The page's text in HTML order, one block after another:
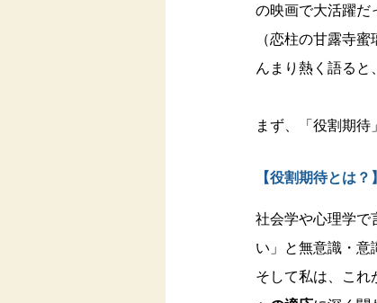
の映画で大活躍だ
（恋柱の甘露寺
んまり熱く語ると
まず、「役割期待
【役割期待とは？】
社会学や心理学で
い」と無意識・意
そして私は、これ